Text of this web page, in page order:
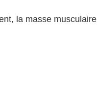
la masse musculaire